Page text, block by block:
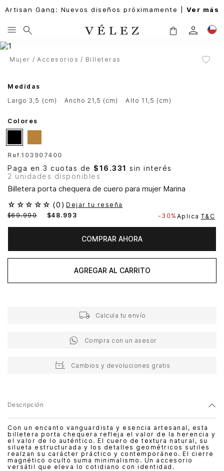
Artisan Gang: Nuevos diseños próximamente | Ver más
Mujer Accesorios Billeteras
Medidas
largo 3,5 (cm)
ancho 21,5 (cm) alto 11,5 (cm)
Colores
Ref.103907400
Paga en 3 cuotas de $16.331 sin interés
2 unidades disponibles
Billetera porta chequera de cuero para mujer Marina
☆ ☆ ☆ ☆ ☆ (0 ) Dejar tu reseña
$69.990 $48. 993 - 30% Aplica T&C
COMPRAR AHORA
AGREGAR AL CARRITO
Calcula tu envío
Compra con un asesor
Cambios y devoluciones gratis
Descripción
Con un encanto vanguardista y esencia artesanal, esta
billetera porta chequera refleja el valor de la herencia y
el valor de lo auténtico. El cuero de textura natural, su
silueta estructurada y los detalles geométricos sutiles
realzan su carácter práctico y contemporáneo. El cierre
magnético oculto suma minimalismo. Un accesorio
versátil que eleva lo cotidiano con identidad.